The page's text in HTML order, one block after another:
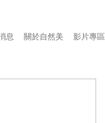
息 關於自然美 影片專區